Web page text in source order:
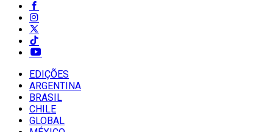
EDIÇÕES
ARGENTINA
BRASIL
CHILE
GLOBAL